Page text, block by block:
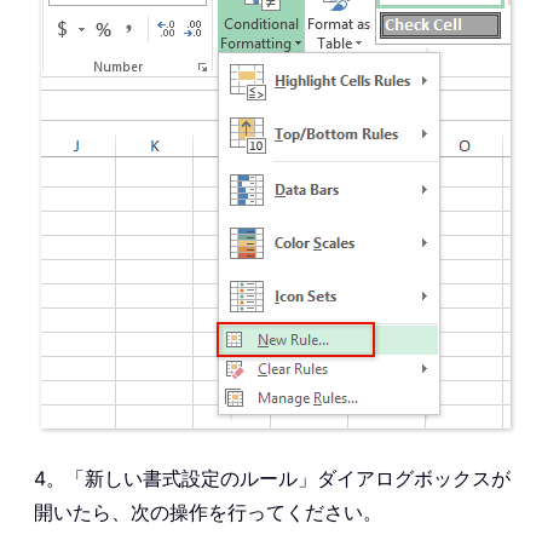
4。「新しい書式設定のルール」ダイアログボックスが
開いたら、次の操作を行ってください。